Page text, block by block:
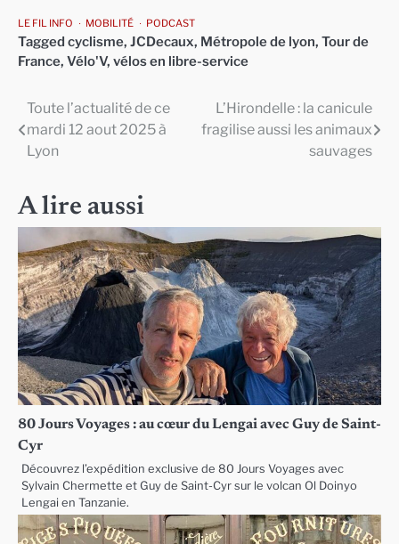
LE FIL INFO MOBILITÉ PODCAST
Tagged cyclisme, JCDecaux, Métropole de lyon, Tour de
France, Vélo'V, vélos en libre-service
Navigation
de
Toute l’actualité de ce
mardi 12 aout 2025 à
Lyon
L’Hirondelle : la canicule
fragilise aussi les animaux
sauvages
A lire aussi
80 Jours Voyages : au cœur du Lengai avec Guy de Saint-
Cyr
Découvrez l’expédition exclusive de 80 Jours Voyages avec
Sylvain Chermette et Guy de Saint-Cyr sur le volcan Ol Doinyo
Lengai en Tanzanie.